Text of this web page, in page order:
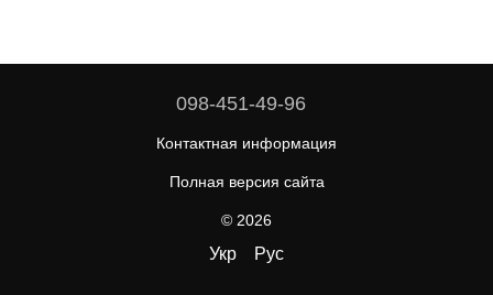
098-451-49-96
Контактная информация
Полная версия сайта
© 2026
Укр Рус